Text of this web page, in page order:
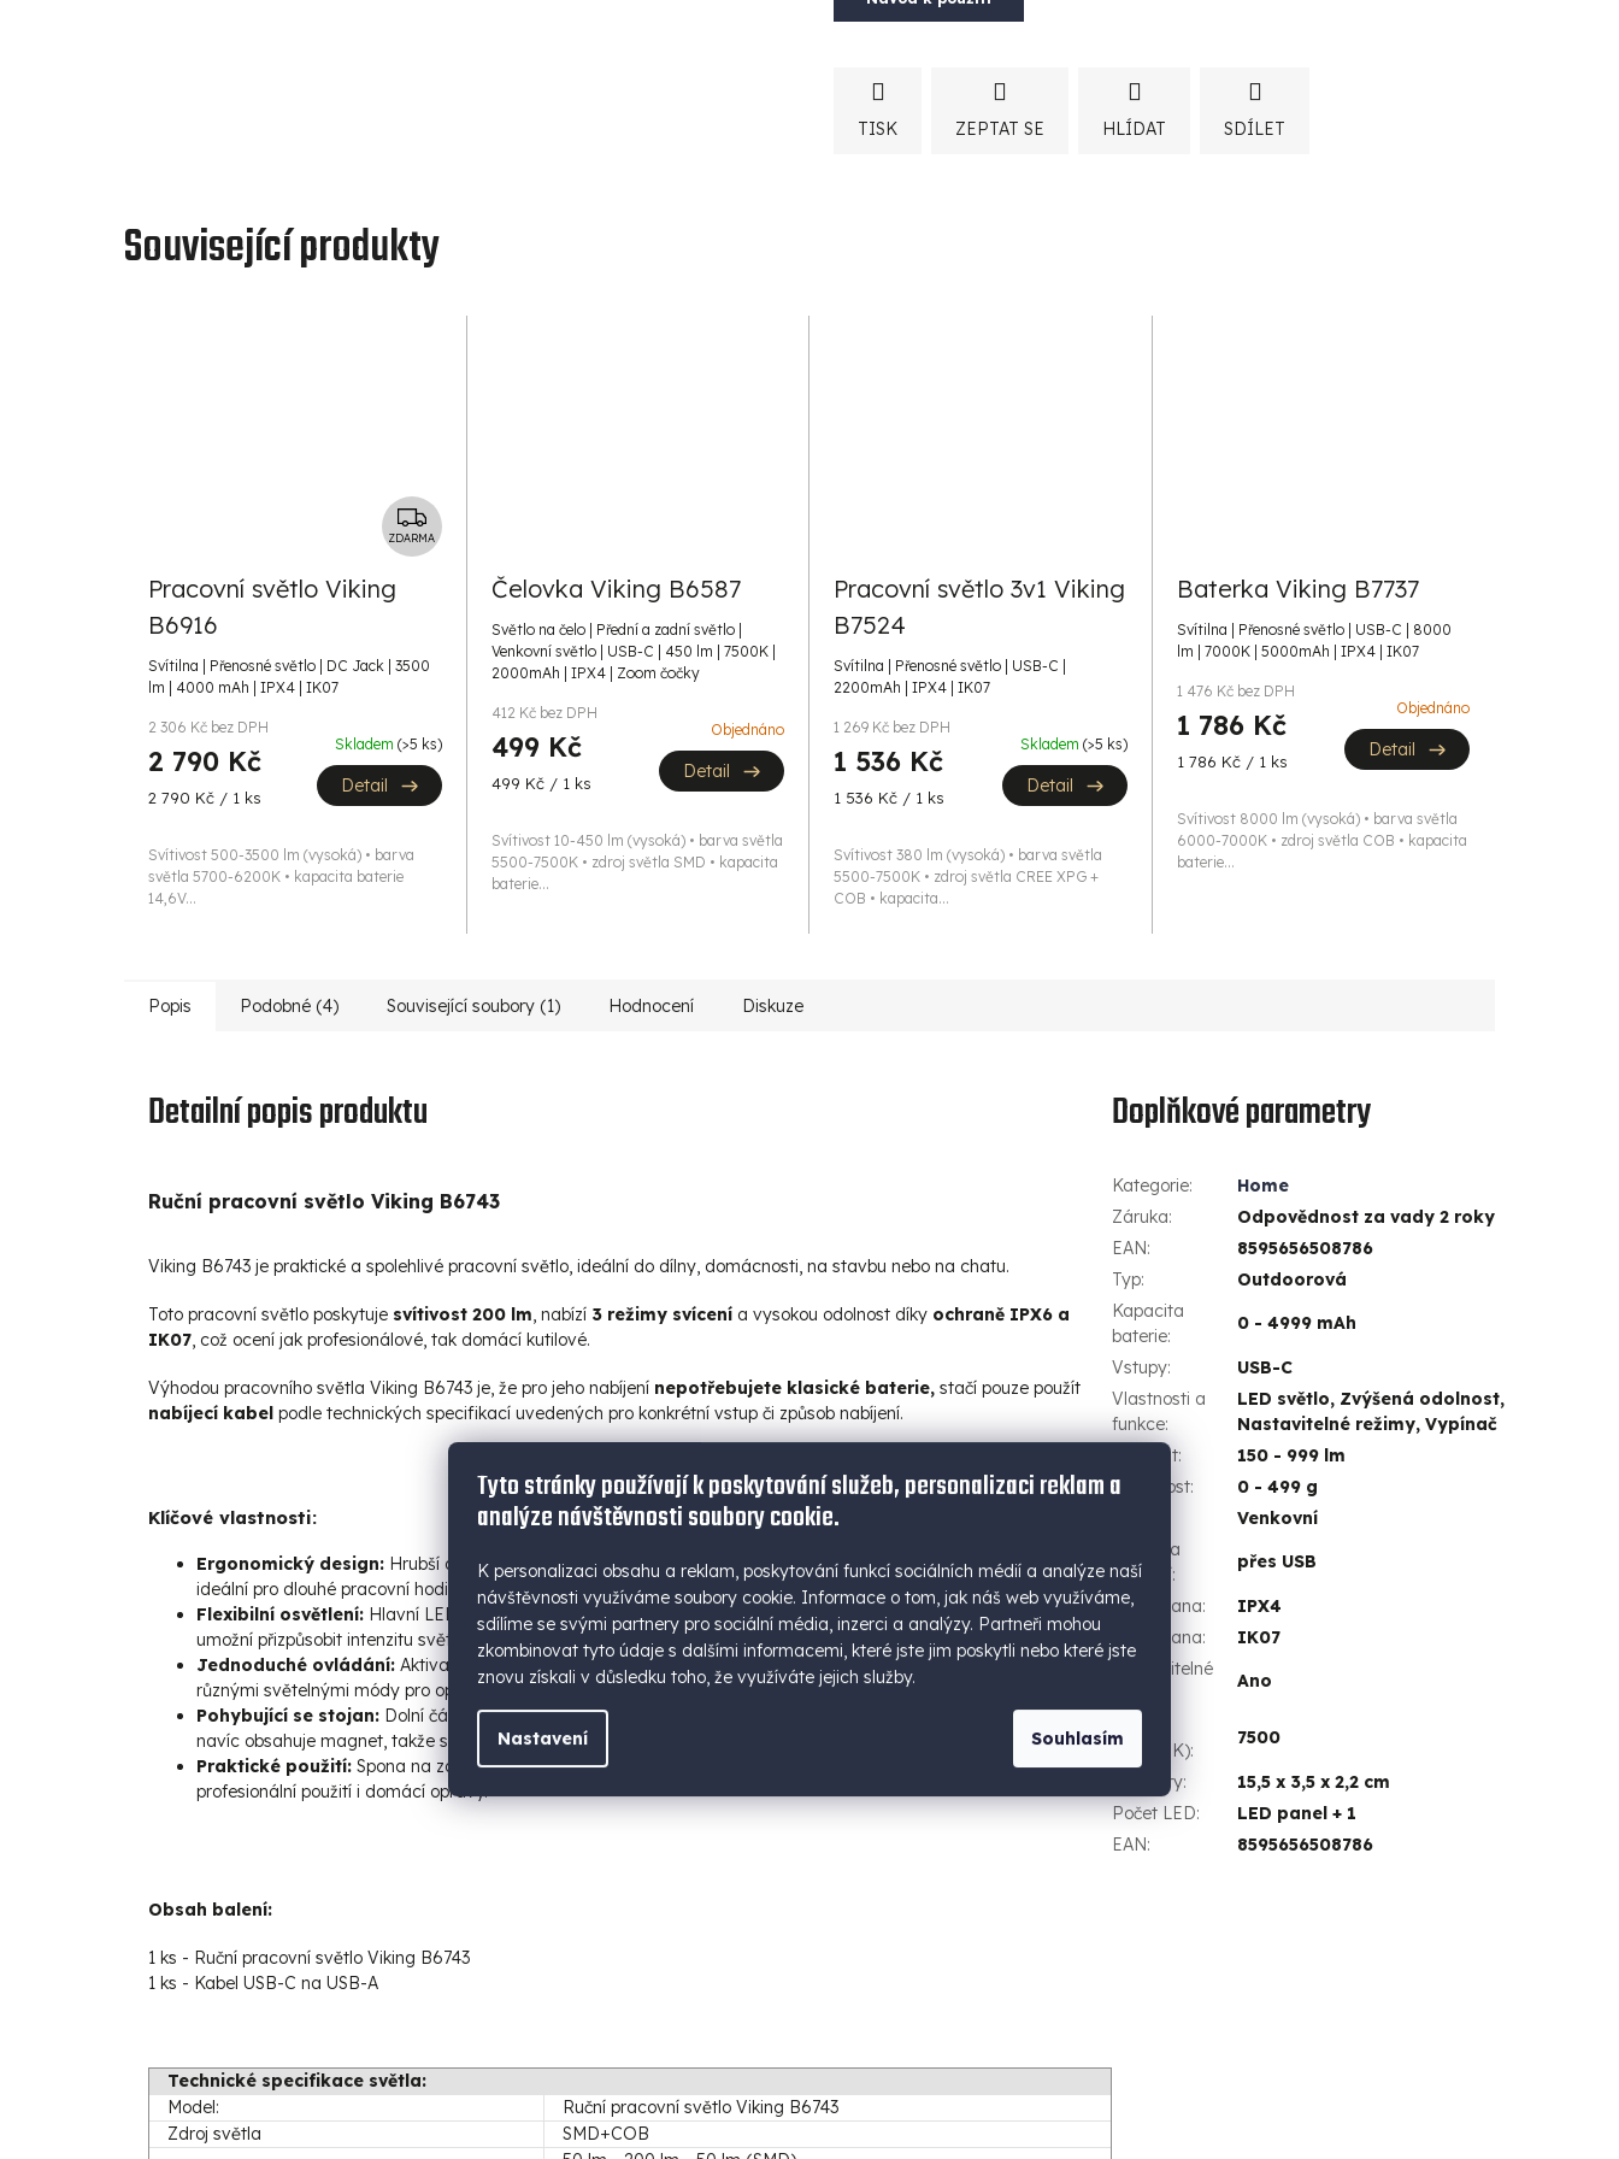
Tyto stránky používají k poskytování služeb, personalizaci reklam a
analýze návštěvnosti soubory cookie.
K personalizaci obsahu a reklam, poskytování funkcí sociálních médií a analýze naší
návštěvnosti využíváme soubory cookie. Informace o tom, jak náš web využíváme,
sdílíme se svými partnery pro sociální média, inzerci a analýzy. Partneři mohou
zkombinovat tyto údaje s dalšími informacemi, které jste jim poskytli nebo které jste
znovu získali v důsledku toho, že využíváte jejich služby.
Nastavení Souhlasím
TISK ZEPTAT SE HLÍDAT SDÍLET
Související produkty
Z
D
A
ZDARMA
Pracovní světlo Viking
B6916
Svítilna | Přenosné světlo | DC Jack | 3500
lm | 4000 mAh | IPX4 | IK07
2 306 Kč bez DPH
2 790 Kč
Měrná
2 790 Kč / 1 ks
Skladem (>5 ks)
Detail
Svítivost 500-3500 lm (vysoká) • barva
světla 5700-6200K • kapacita baterie
14,6V...
Čelovka Viking B6587
Světlo na čelo | Přední a zadní světlo |
Venkovní světlo | USB-C | 450 lm | 7500K |
2000mAh | IPX4 | Zoom čočky
412 Kč bez DPH
499 Kč
Měrná
499 Kč / 1 ks
Objednáno
Detail
Svítivost 10-450 lm (vysoká) • barva světla
5500-7500K • zdroj světla SMD • kapacita
baterie...
Pracovní světlo 3v1 Viking
B7524
Svítilna | Přenosné světlo | USB-C |
2200mAh | IPX4 | IK07
1 269 Kč bez DPH
1 536 Kč
Měrná
1 536 Kč / 1 ks
Skladem (>5 ks)
Detail
Svítivost 380 lm (vysoká) • barva světla
5500-7500K • zdroj světla CREE XPG +
COB • kapacita...
Baterka Viking B7737
Svítilna | Přenosné světlo | USB-C | 8000
lm | 7000K | 5000mAh | IPX4 | IK07
1 476 Kč bez DPH
1 786 Kč
Měrná
1 786 Kč / 1 ks
Objednáno
Detail
Svítivost 8000 lm (vysoká) • barva světla
6000-7000K • zdroj světla COB • kapacita
baterie...
Popis Podobné (4) Související soubory (1) Hodnocení Diskuze
Detailní popis produktu
Ruční pracovní světlo Viking B6743
Viking B6743 je praktické a spolehlivé pracovní světlo, ideální do dílny, domácnosti, na stavbu nebo na chatu.
Toto pracovní světlo poskytuje svítivost 200 lm, nabízí 3 režimy svícení a vysokou odolnost díky ochraně IPX6 a
IK07, což ocení jak profesionálové, tak domácí kutilové.
Výhodou pracovního světla Viking B6743 je, že pro jeho nabíjení nepotřebujete klasické baterie, stačí pouze použít
nabíjecí kabel podle technických specifikací uvedených pro konkrétní vstup či způsob nabíjení.
Klíčové vlastnosti:
Ergonomický design: Hrubší a přerušovaně vystouplý povrch po stranách zajišťuje bezpečné uchopení, což je
ideální pro dlouhé pracovní hodiny.
Flexibilní osvětlení: Hlavní LED pásek nabízí výběr z režimů svítivosti 50 lm, 200 lm a 50 lm (SMD), což vám
umožní přizpůsobit intenzitu světla vašim potřebám.
Jednoduché ovládání: Aktivace světla je snadná – jednoduše stiskněte vypínač ON/OFF a přepínejte mezi
různými světelnými módy pro optimální osvětlení.
Pohybující se stojan: Dolní část světla je vybavena pohyblivým stojanem, který se otáčí až do 180 stupňů. Stojan
navíc obsahuje magnet, takže si světlo můžete snadno uchytit na jakýkoli kovový povrch.
Praktické použití: Spona na zadní straně horní části umožňuje uchycení k oblečení nebo opasku, což je ideální pro
profesionální použití i domácí opravy.
Obsah balení:
1 ks - Ruční pracovní světlo Viking B6743
1 ks - Kabel USB-C na USB-A
Technické specifikace světla:
Model:
Ruční pracovní světlo Viking B6743
Zdroj světla
SMD+COB
Doplňkové parametry
Kategorie:
Home
Záruka:
Odpovědnost za vady 2 roky
EAN:
8595656508786
Typ:
Outdoorová
Kapacita
baterie:
0 - 4999 mAh
Vstupy:
USB-C
Vlastnosti a
funkce:
LED světlo, Zvýšená odolnost,
Nastavitelné režimy, Vypínač
Svítivost:
150 - 999 lm
Hmotnost:
0 - 499 g
Venkovní
Podpora
nabíjení:
přes USB
IP ochrana:
IPX4
IK ochrana:
IK07
Nastavitelné
Ano
světla (K):
7500
Rozměry:
15,5 x 3,5 x 2,2 cm
Počet LED:
LED panel + 1
EAN: 8595656508786